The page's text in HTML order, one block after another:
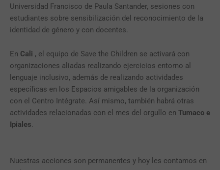
Universidad Francisco de Paula Santander, sesiones con
estudiantes sobre sensibilización del reconocimiento de la
identidad de género y con docentes.
En Cali , el equipo de Save the Children se activará con
organizaciones aliadas realizando ejercicios entorno al
lenguaje inclusivo, además de realizando actividades
específicas en los Espacios amigables de la organización
con el Centro Intégrate. Así mismo, también habrá otras
actividades relacionadas con el mes del orgullo en Tumaco e
Ipiales.
Nuestras acciones son permanentes y hoy les contamos en